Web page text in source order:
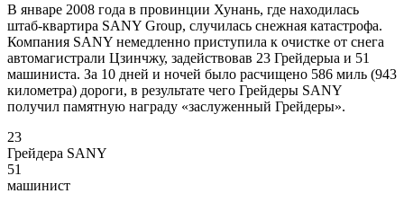
В январе 2008 года в провинции Хунань, где находилась
штаб-квартира SANY Group, случилась снежная катастрофа.
Компания SANY немедленно приступила к очистке от снега
автомагистрали Цзинчжу, задействовав 23 Грейдерыа и 51
машиниста. За 10 дней и ночей было расчищено 586 миль (943
километра) дороги, в результате чего Грейдеры SANY
получил памятную награду «заслуженный Грейдеры».
23
Грейдера SANY
51
машинист